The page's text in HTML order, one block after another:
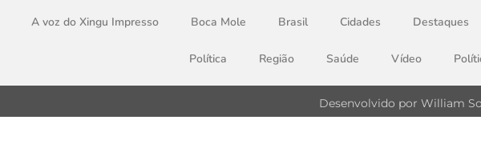
A voz do Xingu Impresso Boca Mole Brasil Cidades Destaques
Política Região Saúde Vídeo
Desenvolvido por William